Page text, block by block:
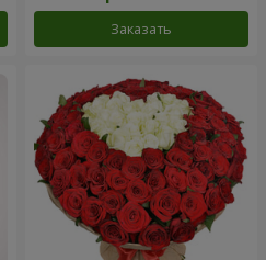
Заказать